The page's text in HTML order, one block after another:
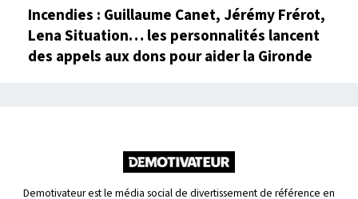
Incendies : Guillaume Canet, Jérémy Frérot,
Lena Situation… les personnalités lancent
des appels aux dons pour aider la Gironde
Demotivateur est le média social de divertissement de référence en